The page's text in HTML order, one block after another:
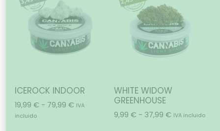
ICEROCK INDOOR
19,99 € - 79,99 € IVA
incluido
WHITE WIDOW
GREENHOUSE
9,99 € - 37,99 € IVA incluido